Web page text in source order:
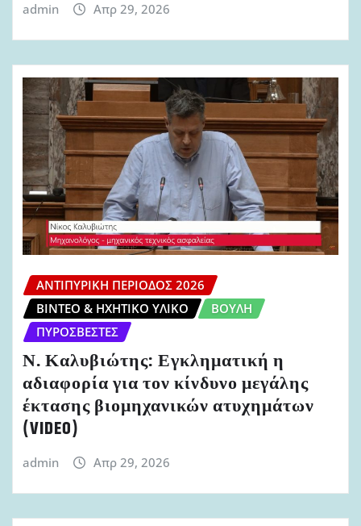
admin Απρ 29, 2026
ΑΝΤΙΠΥΡΙΚΉ ΠΕΡΊΟΔΟΣ 2026
ΒΊΝΤΕΟ & ΗΧΗΤΙΚΌ ΥΛΙΚΌ
ΒΟΥΛΉ
ΠΥΡΟΣΒΈΣΤΕΣ
Ν. Καλυβιώτης: Εγκληματική η
αδιαφορία για τον κίνδυνο μεγάλης
έκτασης βιομηχανικών ατυχημάτων
(VIDEO)
admin Απρ 29, 2026